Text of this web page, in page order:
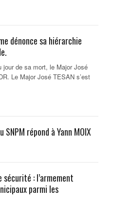
dénonce sa hiérarchie
jour de sa mort, le Major José
Le Major José TESAN s’est
SNPM répond à Yann MOIX
: l’armement
parmi les